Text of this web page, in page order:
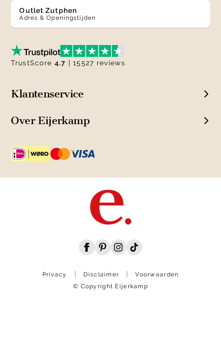
Outlet Zutphen
Adres & Openingstijden
Klantenservice
Over Eijerkamp
TrustScore 4.7 | 15527 reviews
Privacy Disclaimer
Voorwaarden
© Copyright Eijerkamp